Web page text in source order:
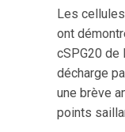
Les
ont
cSPG20 de
décharge
une brève
points